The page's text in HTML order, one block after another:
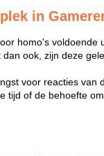
in
homo's
ook, zijn deze
voor reacties
tijd of de behoefte